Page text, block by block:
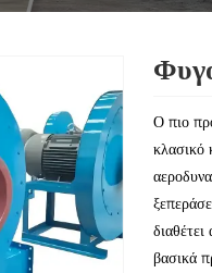
Ο πιο
κλασικό
βασικά